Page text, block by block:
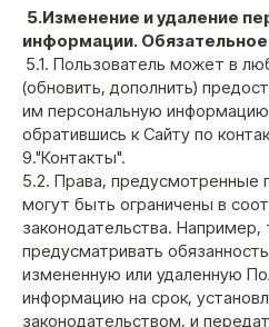
5.Изменение и удаление
информации.
5.1. Пользователь может в
(обновить, дополнить)
им персональную информацию
обратившись к Сайту по
9."Контакты".
5.2. Права, предусмотренные
могут быть ограничены в
законодательства. Например,
предусматривать
измененную или удаленную
информацию на срок,
законодательством, и